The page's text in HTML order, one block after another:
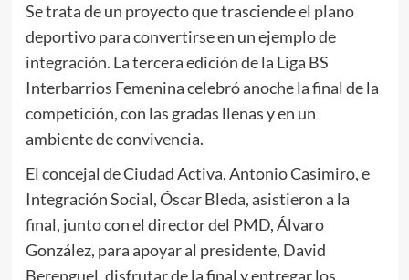
Se trata de un proyecto que trasciende el plano
deportivo para convertirse en un ejemplo de
integración. La tercera edición de la Liga BS
Interbarrios Femenina celebró anoche la final de la
competición, con las gradas llenas y en un
ambiente de convivencia.
El concejal de Ciudad Activa, Antonio Casimiro, e
Integración Social, Óscar Bleda, asistieron a la
final, junto con el director del PMD, Álvaro
González, para apoyar al presidente, David
Berenguel, disfrutar de la final y entregar los